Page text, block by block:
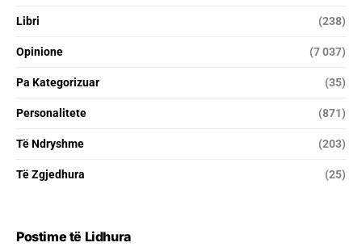
Libri (238)
Opinione (7 037)
Pa Kategorizuar (35)
Personalitete (871)
Të Ndryshme (203)
Të Zgjedhura (25)
Postime të Lidhura